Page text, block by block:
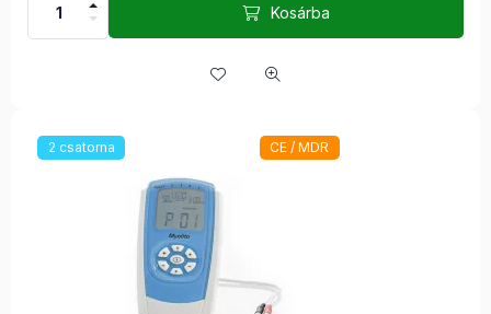
Kosárba
2 csatorna CE / MDR